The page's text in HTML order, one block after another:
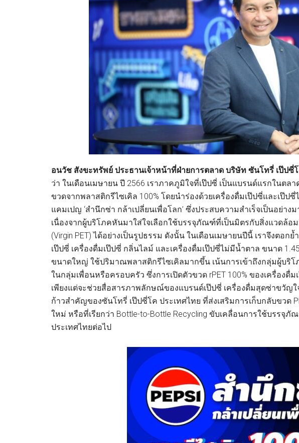
อนวัช สังขะทรัพย์ ประธานเจ้าหน้าที่ฝ่ายการตลาด บริษัท ซันโทรี่ เป๊ปซี่โ
ว่า ในเดือนเมษายน ปี 2566 เราภาคภูมิใจที่เป๊ปซี่ เป็นแบรนด์แรกในตล
ขวดจากพลาสติกรีไซเคิล 100% โดยนำร่องด้วยเครื่องดื่มเป๊ปซี่และเป๊ป
แคมเปญ ‘สำนึกซ่า กล้าเปลี่ยนเพื่อโลก’ ซึ่งประสบความสำเร็จเป็นอย่า
เนื่องจากผู้บริโภคหันมาใส่ใจเลือกใช้บรรจุภัณฑ์ที่เป็นมิตรกับสิ่งแวดล้
(Virgin PET) ได้อย่างเป็นรูปธรรม ดังนั้น ในเดือนเมษายนปีนี้ เราจึงตอก
เป๊ปซี่ เครื่องดื่มเป๊ปซี่ กลิ่นไลม์ และเครื่องดื่มเป๊ปซี่ไม่มีน้ำตาล ขนาด
ขนาดใหญ่ ใช้ปริมาณพลาสติกรีไซเคิลมากขึ้น เน้นการเข้าถึงกลุ่มผู้บริ
ในกลุ่มเพื่อนหรือครอบครัว ซึ่งการเปิดตัวขวด rPET 100% ของเครื่องดื่
เพียงแต่จะช่วยสื่อสารภาพลักษณ์ของแบรนด์เป๊ปซี่ เครื่องดื่มสุดซ่าขวัญใ
ก้าวสำคัญของซันโทรี่ เป๊ปซี่โค ประเทศไทย ที่ส่งเสริมการเก็บกลับขวด
ใหม่ หรือที่เรียกว่า Bottle-to-Bottle Recycling ขับเคลื่อนการใช้บรรจุ
ประเทศไทยต่อไป